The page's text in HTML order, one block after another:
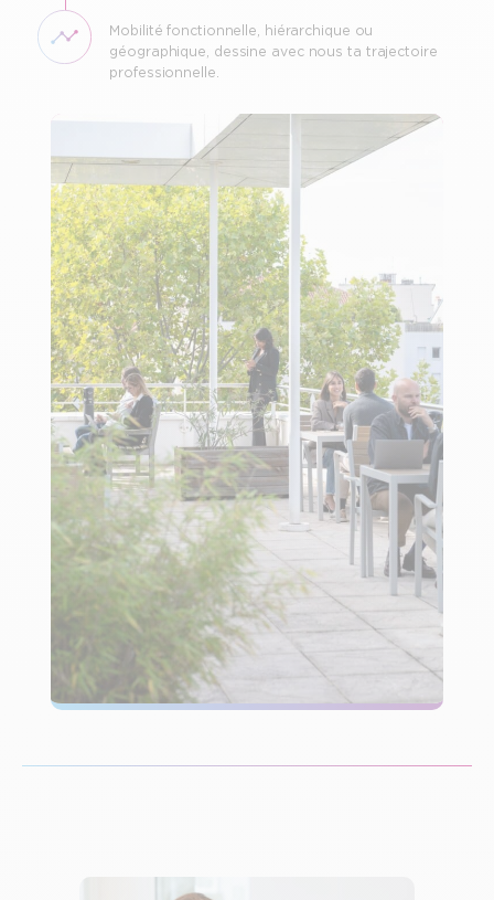
Mobilité fonctionnelle, hiérarchique ou
géographique, dessine avec nous ta trajectoire
professionnelle.